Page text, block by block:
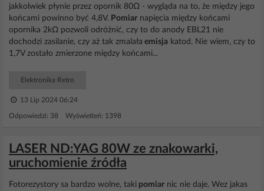
jakkolwiek płynie przez opornik 80Ω - wygląda na to, że między jego
końcami powinno być 4,8V. Pomiar napięcia między końcami
opornika 2kΩ pozwoli odróżnić, czy to do anody EBL21 nie
dochodzi zasilanie, czy aż tak zmalała emisja katod. Nie wiem, czy to
1,7V zostało zmierzone między końcami...
Elektronika Retro
13 Lip 2024 06:24
Odpowiedzi: 38 Wyświetleń: 1398
LASER ND:YAG 80W ze znakowarki,
uruchomienie źródła
Fotorezystory sa bardzo wolne, taki pomiar nic nie daje. Wez jakas